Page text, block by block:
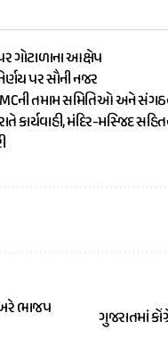
ગોટાળાના આક્ષેપ
પર સૌની નજર
તમામ સમિતિઓ અને
કાર્યવાહી, મંદિર-મસ્જિદ
ભાજપ
ગુજરાતમાં